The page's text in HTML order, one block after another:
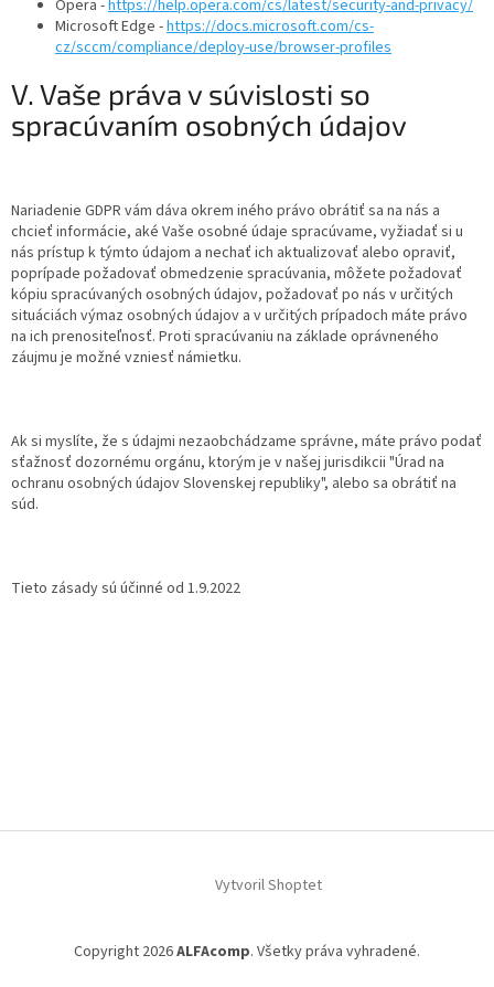
Opera -https://help.opera.com/cs/latest/security-and-privacy/
Microsoft Edge -https://docs.microsoft.com/cs-
cz/sccm/compliance/deploy-use/browser-profiles
V. Vaše práva v súvislosti so
spracúvaním osobných údajov
Nariadenie GDPR vám dáva okrem iného právo obrátiť sa na nás a
chcieť informácie, aké Vaše osobné údaje spracúvame, vyžiadať si u
nás prístup k týmto údajom a nechať ich aktualizovať alebo opraviť,
poprípade požadovať obmedzenie spracúvania, môžete požadovať
kópiu spracúvaných osobných údajov, požadovať po nás v určitých
situáciách výmaz osobných údajov a v určitých prípadoch máte právo
na ich prenositeľnosť. Proti spracúvaniu na základe oprávneného
záujmu je možné vzniesť námietku.
Ak si myslíte, že s údajmi nezaobchádzame správne, máte právo podať
sťažnosť dozornému orgánu, ktorým je v našej jurisdikcii "Úrad na
ochranu osobných údajov Slovenskej republiky", alebo sa obrátiť na
súd.
Tieto zásady sú účinné od 1.9.2022
Vytvoril Shoptet
Copyright 2026ALFAcomp. Všetky práva vyhradené.